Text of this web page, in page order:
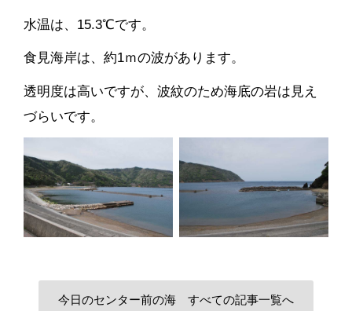
水温は、15.3℃です。
食見海岸は、約1ｍの波があります。
透明度は高いですが、波紋のため海底の岩は見え
づらいです。
今日のセンター前の海 すべての記事一覧へ